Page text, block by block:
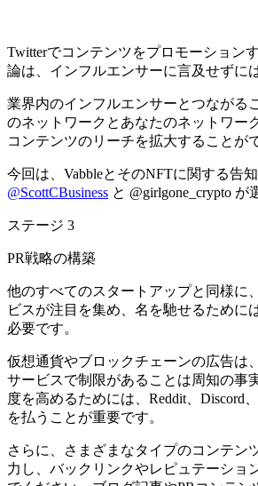
Twitterでコンテンツをプロモーション
論は、インフルエンサーに言及せずに
業界内のインフルエンサーとつながる
のネットワークとあなたのネットワー
コンテンツのリーチを拡大することが
今回は、VabbleとそのNFTに関する告
@ScottCBusiness と @girlgone_crypto が
ステージ 3
PR戦略の構築
他のすべてのスタートアップと同様に
ビスが注目を集め、名を馳せるために
必要です。
仮想通貨やブロックチェーンの広告は
サービスで制限があることは周知の事
度を高めるためには、Reddit、Discord
を払うことが重要です。
さらに、さまざまなタイプのコンテン
力し、バックリンクやレピュテーショ